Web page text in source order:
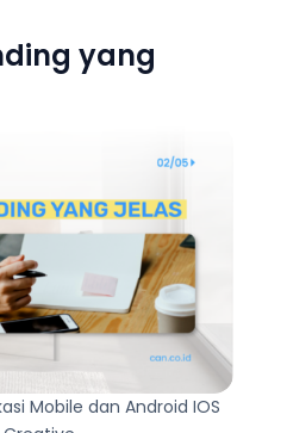
yang
Mobile dan Android IOS